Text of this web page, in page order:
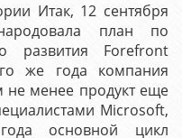
Итак, 12 сентября
план по
развития Forefront
же года компания
не менее продукт еще
Microsoft,
основной цикл